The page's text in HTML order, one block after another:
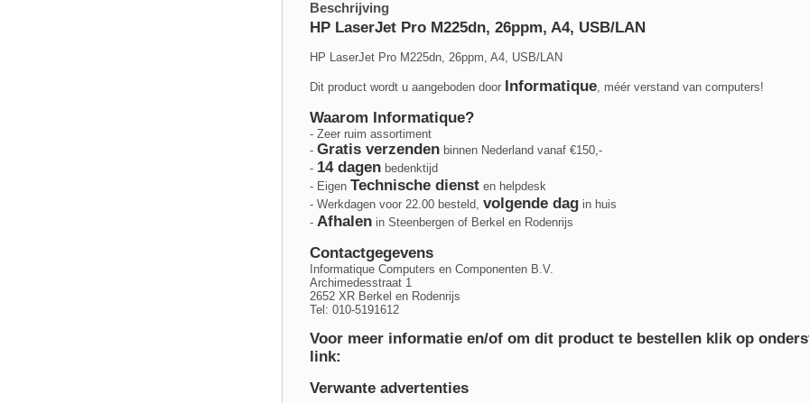
Beschrijving
HP LaserJet Pro M225dn, 26ppm, A4, USB/LAN
HP LaserJet Pro M225dn, 26ppm, A4, USB/LAN
Dit product wordt u aangeboden door Informatique, méér verstand van computers!
Waarom Informatique?
- Zeer ruim assortiment
- Gratis verzenden binnen Nederland vanaf €150,-
- 14 dagen bedenktijd
- Eigen Technische dienst en helpdesk
- Werkdagen voor 22.00 besteld, volgende dag in huis
- Afhalen in Steenbergen of Berkel en Rodenrijs
Contactgegevens
Informatique Computers en Componenten B.V.
Archimedesstraat 1
2652 XR Berkel en Rodenrijs
Tel: 010-5191612
Voor meer informatie en/of om dit product te bestellen klik op
link:
Verwante advertenties